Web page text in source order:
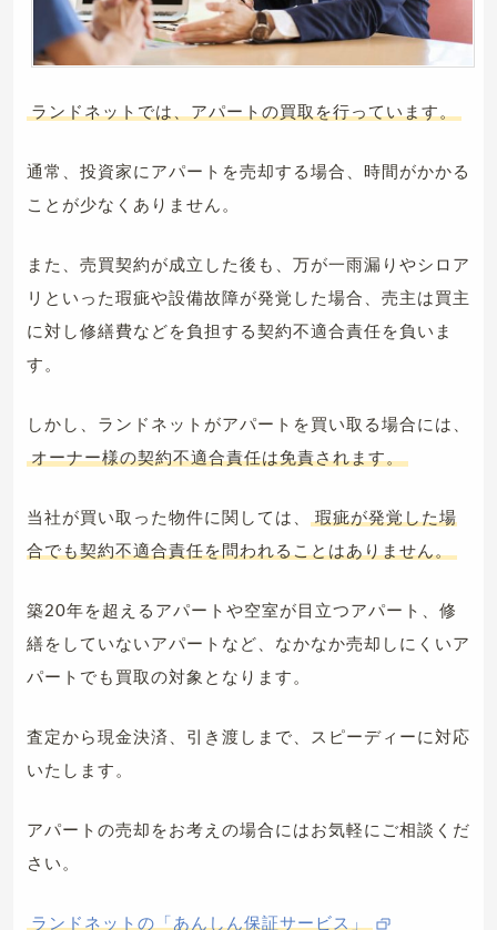
ランドネットでは、アパートの買取を行っています。
通常、投資家にアパートを売却する場合、時間がかかる
ことが少なくありません。
また、売買契約が成立した後も、万が一雨漏りやシロア
リといった瑕疵や設備故障が発覚した場合、売主は買主
に対し修繕費などを負担する契約不適合責任を負いま
す。
しかし、ランドネットがアパートを買い取る場合には、
オーナー様の契約不適合責任は免責されます。
当社が買い取った物件に関しては、
瑕疵が発覚した場
合でも契約不適合責任を問われることはありません。
築20年を超えるアパートや空室が目立つアパート、修
繕をしていないアパートなど、なかなか売却しにくいア
パートでも買取の対象となります。
査定から現金決済、引き渡しまで、スピーディーに対応
いたします。
アパートの売却をお考えの場合にはお気軽にご相談くだ
さい。
ランドネットの「あんしん保証サービス」